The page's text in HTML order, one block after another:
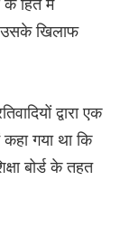
उसके खिलाफ
द्वारा एक
गया था कि
बोर्ड के तहत